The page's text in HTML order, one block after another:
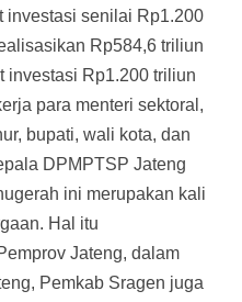
investasi senilai Rp1.200
Rp584,6 triliun
investasi Rp1.200 triliun
para menteri sektoral,
bupati, wali kota, dan
DPMPTSP Jateng
ini merupakan kali
Hal itu
Jateng, dalam
Pemkab Sragen juga